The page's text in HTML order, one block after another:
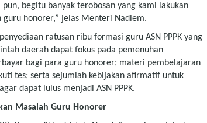
begitu banyak terobosan yang kami lakukan
honorer,” jelas Menteri Nadiem.
ratusan ribu formasi guru ASN PPPK yang
daerah dapat fokus pada pemenuhan
bagi para guru honorer; materi pembelajaran
tes; serta sejumlah kebijakan afirmatif untuk
dapat lulus menjadi ASN PPPK.
Masalah Guru Honorer